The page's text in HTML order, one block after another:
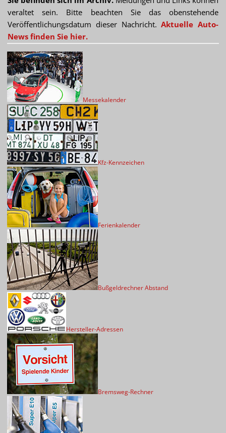
veraltet sein. Bitte beachten Sie das obenstehende
Veröffentlichungsdatum dieser Nachricht.Aktuelle Auto-
News finden Sie hier.
Messekalender
Kfz-Kennzeichen
Ferienkalender
Bußgeldrechner Abstand
Hersteller-Adressen
Bremsweg-Rechner